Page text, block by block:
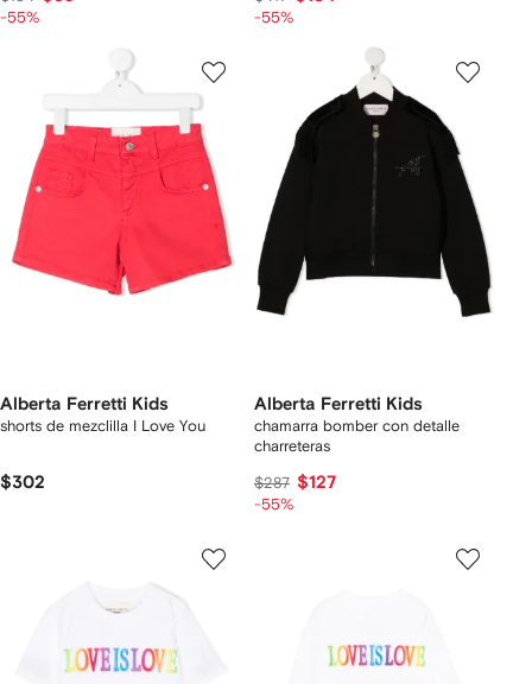
-55% -55%
Alberta Ferretti Kids
shorts de mezclilla I Love You
$302
Alberta Ferretti Kids
chamarra bomber con detalle
charreteras
$287 $127
-55%